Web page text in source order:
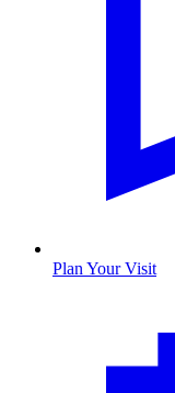
Plan Your Visit